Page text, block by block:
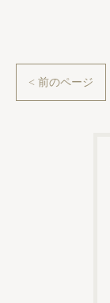
< 前のページ